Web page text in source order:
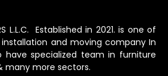
L.L.C. Established in 2021. is one of
and moving company In
have specialized team in furniture
many more sectors.